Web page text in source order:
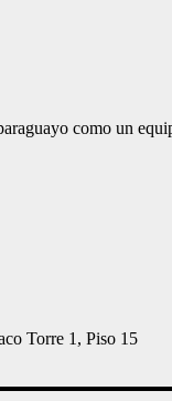
como un
Torre 1, Piso 15